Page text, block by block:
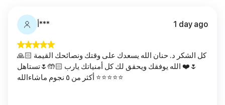
أ*** 1 day ago
كل الشكر د. حنان الله يسعدك على وقتك ونصائحك القيمة 🙏🏻
🌷❤️ الله يوفقك ويحقق لك كل أمنياتك يارب 🤲🏻🌷تستاهل
أكثر من ٥ نجوم ماشاءالله ⭐️⭐️⭐️⭐️⭐️